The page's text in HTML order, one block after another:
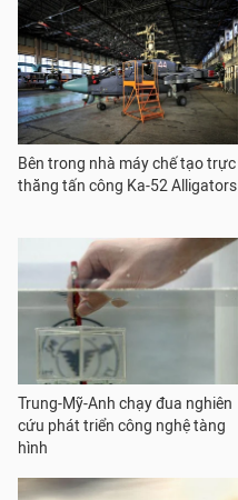
Bên trong nhà máy chế tạo trực
thăng tấn công Ka-52 Alligators
Trung-Mỹ-Anh chạy đua nghiên
cứu phát triển công nghệ tàng
hình